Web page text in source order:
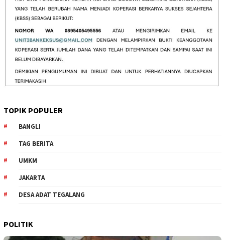
TOPIK POPULER
BANGLI
TAG BERITA
UMKM
JAKARTA
DESA ADAT TEGALANG
POLITIK